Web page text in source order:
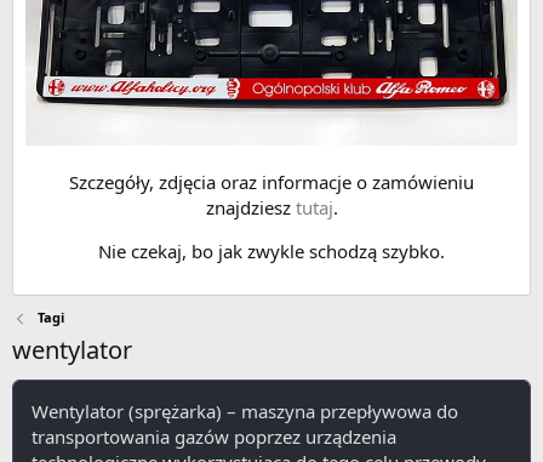
Szczegóły, zdjęcia oraz informacje o zamówieniu
znajdziesz tutaj.
Nie czekaj, bo jak zwykle schodzą szybko.
Tagi
wentylator
Wentylator (sprężarka) – maszyna przepływowa do
transportowania gazów poprzez urządzenia